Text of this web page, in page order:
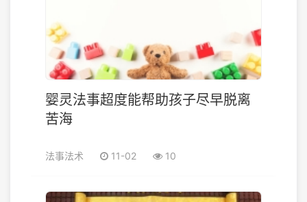
婴灵法事超度能帮助孩子尽早脱离
苦海
法事法术 11-02 10